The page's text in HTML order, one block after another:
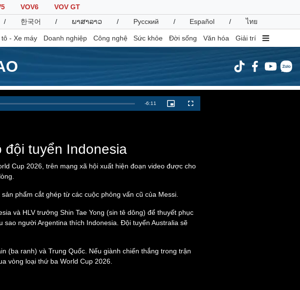
VOV6
VOV GT
/ 한국어 / ພາສາລາວ / Русский / Español / ไทย
tô - Xe máy Doanh nghiệp Công nghệ Sức khỏe Đời sống Văn hóa Giải trí
Kinh tế
Thị trường
máy
Thông tin doanh nghiệp
Doanh nhân
Vì cộng đồng
Sành điệu
Trải nghiệm
Chuyển đổi số
Du lịch
Tư vấn
Podcast
Remaining
-6:11
Picture-
in-
Fullscreen
đội tuyển Indonesia
Cup 2026, trên mạng xã hội xuất hiện đoạn video được cho
phẩm cắt ghép từ các cuộc phỏng vấn cũ của Messi.
và HLV trưởng Shin Tae Yong (sin tê dông) để thuyết phục
người Argentina thích Indonesia. Đội tuyển Australia sẽ
(ba ranh) và Trung Quốc. Nếu giành chiến thắng trong trận
vòng loại thứ ba World Cup 2026.